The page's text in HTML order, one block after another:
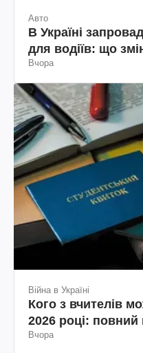
Авто
В Україні
для водіїв: що
Вчора
Війна в Україні
Кого з вчителів
2026 році: повний
Вчора